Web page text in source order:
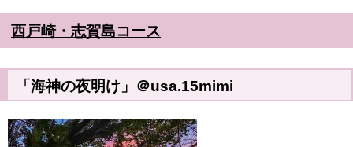
西戸崎・志賀島コース
「海神の夜明け」＠usa.15mimi